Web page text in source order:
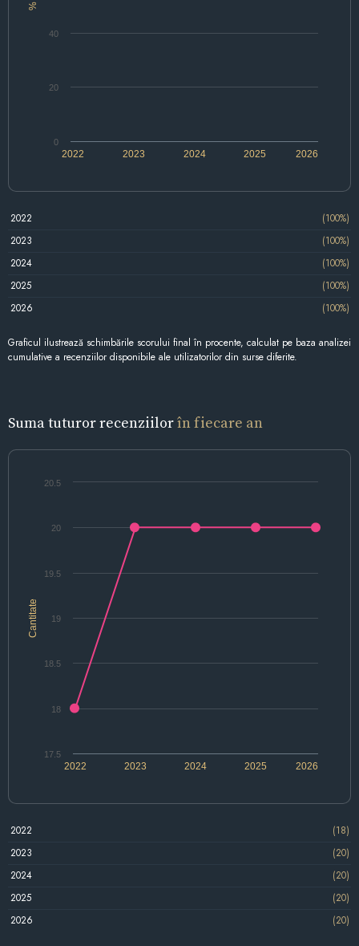
%
2022 2024 2026
2023 2025
0
20
40
2022
(100%)
2023
(100%)
2024
(100%)
2025
(100%)
2026
(100%)
Graficul ilustrează schimbările scorului final în procente, calculat pe baza analizei
cumulative a recenziilor disponibile ale utilizatorilor din surse diferite.
Suma tuturor recenziilorîn fiecare an
Cantitate
2025
2022 2023 2024 2026
17.5
18
18.5
19
19.5
20
20.5
2022
(18)
2023
(20)
2024
(20)
2025
(20)
2026
(20)